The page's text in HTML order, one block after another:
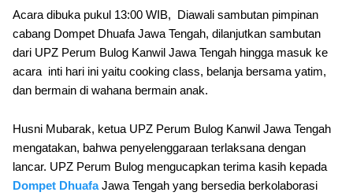
Acara dibuka pukul 13:00 WIB, Diawali sambutan pimpinan
cabang Dompet Dhuafa Jawa Tengah, dilanjutkan sambutan
dari UPZ Perum Bulog Kanwil Jawa Tengah hingga masuk ke
acara inti hari ini yaitu cooking class, belanja bersama yatim,
dan bermain di wahana bermain anak.
Husni Mubarak, ketua UPZ Perum Bulog Kanwil Jawa Tengah
mengatakan, bahwa penyelenggaraan terlaksana dengan
lancar. UPZ Perum Bulog mengucapkan terima kasih kepada
Dompet DhuafaJawa Tengah yang bersedia berkolaborasi